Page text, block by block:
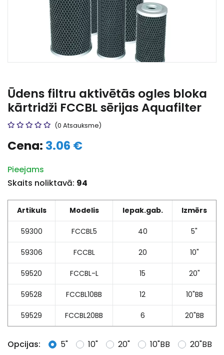
Ūdens filtru aktivētās ogles bloka
kārtridži FCCBL sērijas Aquafilter
(0 Atsauksme)
Cena: 3.06 €
Pieejams
Skaits noliktavā: 94
Artikuls Modelis Iepak.gab. Izmērs
59300 FCCBL5 40 5"
59306 FCCBL 20 10"
59520 FCCBL-L 15 20"
59528 FCCBL10BB 12 10"BB
59529 FCCBL20BB 6 20"BB
Opcijas: 5" 10" 20" 10"BB 20"BB